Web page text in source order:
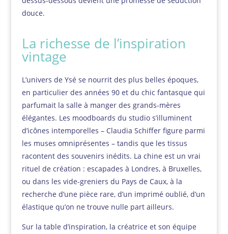
douce.
La richesse de l’inspiration
vintage
L’univers de Ysé se nourrit des plus belles époques,
en particulier des années 90 et du chic fantasque qui
parfumait la salle à manger des grands-mères
élégantes. Les moodboards du studio s’illuminent
d’icônes intemporelles – Claudia Schiffer figure parmi
les muses omniprésentes – tandis que les tissus
racontent des souvenirs inédits. La chine est un vrai
rituel de création : escapades à Londres, à Bruxelles,
ou dans les vide-greniers du Pays de Caux, à la
recherche d’une pièce rare, d’un imprimé oublié, d’un
élastique qu’on ne trouve nulle part ailleurs.
Sur la table d’inspiration, la créatrice et son équipe